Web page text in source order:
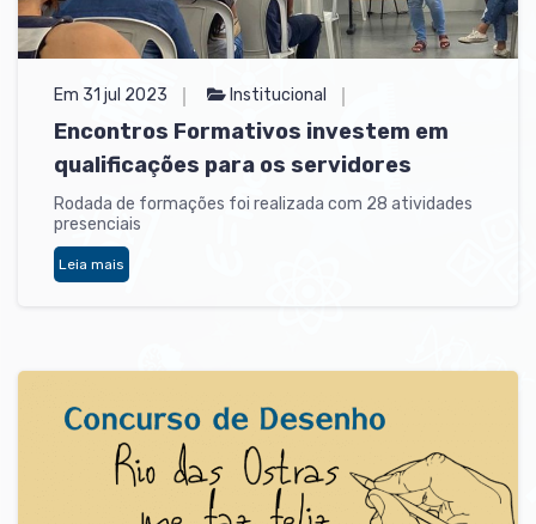
Em 31 jul 2023 Institucional
Encontros Formativos investem em
qualificações para os servidores
Rodada de formações foi realizada com 28 atividades
presenciais
Leia mais